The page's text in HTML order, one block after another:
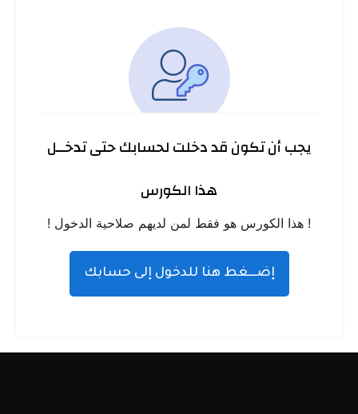
يجب أن تكون قد دخلت لحسابك حتى تدخــل
هذا الكورس
! هذا الكورس هو فقط لمن لديهم صلاحية الدخول !
إضـــغط هنا للدخول إلى حسابك